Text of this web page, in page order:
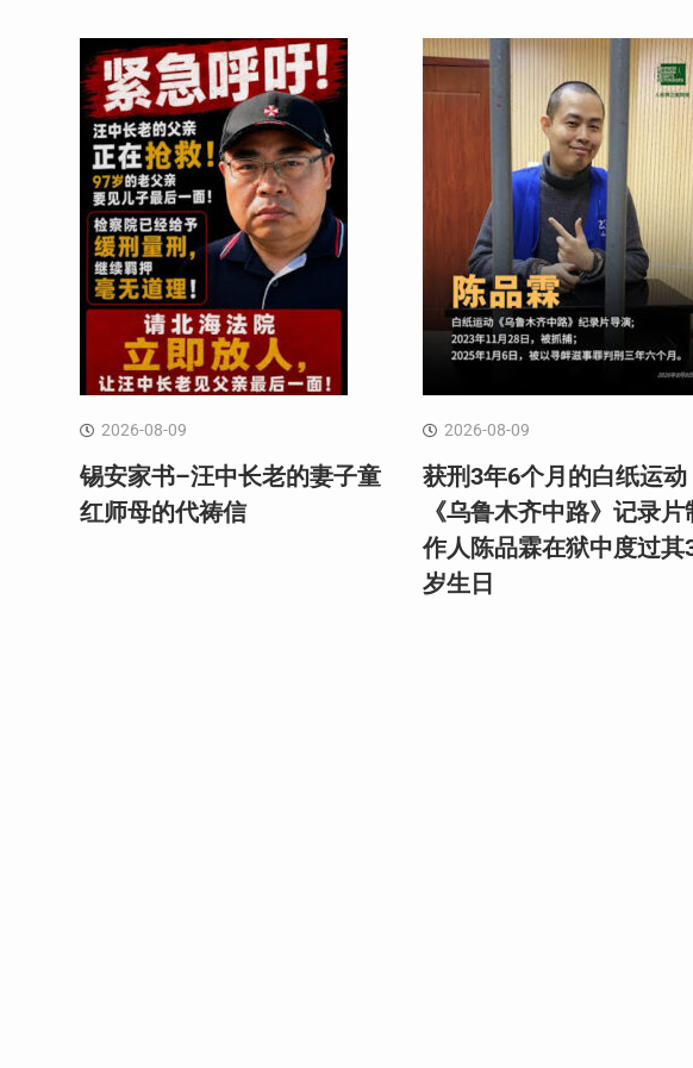
2026-08-09
锡安家书–汪中长老的妻子童
红⁩师母的代祷信
2026-08-09
获刑3年6个月的白纸运动
《乌鲁木齐中路》记录片
作人陈品霖在狱中度过其
岁生日